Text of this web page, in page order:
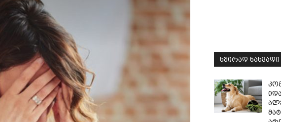
ᲮᲨᲘᲠᲐᲓ ᲜᲐᲮᲕᲐᲓᲘ